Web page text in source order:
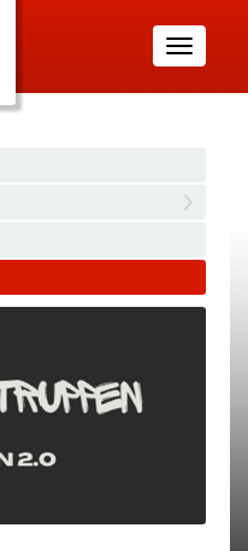
Toggle
navigation